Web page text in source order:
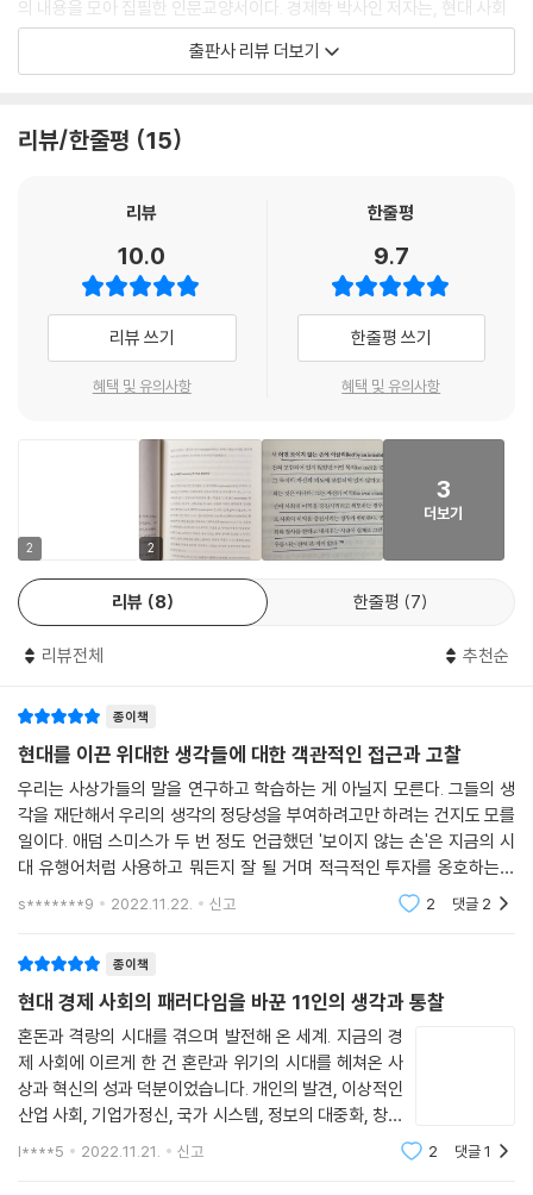
기업가는 세에 이르러 처음으로 제4의 계급으로 지위를 부여받았다. 애덤
스미스 이래 경제 주체는 지주, 노동자, 자본가 이렇게 3계급으로 나뉘어
있었다. 지주는 토지를 보유하고 있는 사람, 노동자는 노동력을 보유한 사
런데 세는 여기에서 제4의 계급이 등장할 가능성을 보았다. 농부가 열심히
누군가가 그 농부에게 다가와서 이 곡물을 필요로 하는 전혀 다른 신시장
을 중개하거나, 소와 쟁기 대신에 보다 성능이 우수한 장비를 대여해주고
그 대가로 적절한 이익을 수취해간다면, 그는 전혀 다른 계급, 즉 기업가의
역할을 하는 것이다. 만약 그 역할을 농부 스스로 한다면, 그 농부는 이미
기업가다. 이 세상에는 이런 일을 하는 특수한 계층의 사람들이 분명히 있
다. 흔한 경제학 교과서가 생산자와 소비자라는 두 집단만을 대상으로 공
급 곡선과 수요 곡선이 단순히 ‘만난다’고만 이야기하고 있다면, 이 만남을
---「CHAPTER 3. 기업가 _ 기업가정신의 선구자 ‘장 바티스트 세’(프랑
리스트에 따르면, 개인이 진정한 개인으로 성립하기 위해서는 개인만 가지
고 되는 것이 아니라 그가 속한 공동체 안에 적절한 조건들이 구비되어 있
어야 한다. 그런데 스미스는 바로 이런 조건들을 무시하고 국가의 부가 자
유로운 개인들로부터 저절로 만들어지는 것처럼 묘사했다는 것이다. 아무
가 이를 뒷받침해주지 못하면 개인의 능력이 발휘될 기회를 얻기 어렵다는
것이었다. 이런 사회적 응집력을 단순히 ‘보이지 않는 손’의 힘이라고 치부
해버린다면 너무 무책임하다.
다음으로 리스트는 스미스가 각국이 처한 역사 단계의 특수성을 무시하고
당시 스코틀랜드와 잉글랜드의 경험을 모든 나라에도 적용될 수 있는 보편
적인 현상으로 간주하고 있다고 비판했다. 어느 사회나 대개 ‘야생 → 목축
→ 농업 → 농업/제조업 → 농업/제조/상업’으로 발전하는 단계를 거쳐왔
류를 통해서 앞선 나라의 지식은 뒤처진 나라에 전수된다. 뒤처졌던 나라
는 앞섰던 나라를 제치고 나아간다. 이 과정은 또 다른 뒤처진 나라가 등장
하면서 계속 반복된다. 그런데 이 모든 지식의 전달이 단지 ‘자유무역’만으
로 가능한가? 절대 그렇지 않다는 것이 리스트의 생각이었다. 그는 국가 차
원에서 지식을 이전받고 생산 역량을 축적하는 적극적인 조치가 병행되어
야만 그것이 가능하다고 보았다.
---「CHAPTER 4. 국가 _ 국가 시스템의 웅변가 ‘프리드리히 리스트’(독
의 내용을 모아 집필한 인문교양서이다. 경제학 박사인 저자는, 현대 사회
와 경제 패러다임을 주도한 11명의 잘 알려진, 혹은 거의 알려지지 않은 인
물을 발굴해 연구했다. 특히 이 책은, 그들이 살았던 시대적 상황, 그들 개
기사 등을 통해 단편적으로만 알려져 있거나 아예 이름조차 생소한 인물까
와 생각을 접할 수 있는 기회를 제공한다.
√ 잘못 알려졌거나 아예 알려지지도 않은 11인의 사상에 대한 오해와 진실
을 파헤쳤다
《세계사를 뒤흔든 생각의 탄생》에서 선택한 11명의 인물에 대해 송경모
교수는 이렇게 얘기한다.
“세계사 속 위대했던 고인(古人)들을 다 다룰 수는 없다. 그래서 11명을
골랐다. 이들을 고른 이유는 다음의 두 가지다. 첫째, 교과서든 어디든 수없
이 등장하는 이름이지만, 정작 그들의 생각이 원래 취지와는 달리 과장, 왜
곡, 편향된 채 알려져 있고, 심지어 그 이름이 오용되기까지 하는 인물들이
다. 애덤 스미스, 프리드리히 리스트, 빌프레도 파레토, 존 메이너드 케인
스, 조지프 슘페터는 각각 현대판으로 각색된 ‘보이지 않는 손’, ‘보호무역’,
‘80 대 20 법칙’, ‘재정지출 만능론’, 그리고 ‘창조적 파괴’라는 수식어로만
내막은 거의 알려져 있지 않다.
둘째, 누구든 얼핏 이름만 들어서 알고 있을 뿐인, 또는 그 이름조차도 듣기
어려웠던 인물들이지만, 사상 측면이나 사업 성과 측면에서 현대 사회에
끼친 영향이 너무나 크기 때문에 반드시 알려야 할 필요가 있다고 필자가
판단한 사람들이다. 코닐리어스 밴더빌트나 조지프 퓰리처는 대개 밴더빌
트대학교나 퓰리처상이라는 이름을 통해서만 그 이름이 알려져 있을 뿐이
다. 오늘날 기술창업과 벤처 생태계 종사자들도, 자신들이 프레데릭 터먼
이나 조르주 도리오로부터 얼마나 큰 빚을 지고 있는지는 고사하고 그 이
공했던 사상가, 장 바티스트 세나 앙리 드 생시몽이라는 이름은 대부분의
사람들에게 너무나 생소하다. 이들에 대해 학교에서, 또는 언론 기사에서
짤막하게나마 들었던 모든 것들은 다 잊자. 그리고 새로 보자. 경제학, 경영
학, 사회학, 철학을 막론하고 말이다.”
√ 세계사를 뒤흔든 위대한 사상가와 기업가로부터 얻을 수 있는 통찰과 교
훈
출판사 리뷰 더보기
리뷰/한줄평 15
리뷰
10.0
리뷰 쓰기
혜택 및 유의사항
한줄평
9.7
한줄평 쓰기
혜택 및 유의사항
2 2
3
더보기
리뷰 8 한줄평 7
리뷰전체 추천순
종이책
현대를 이끈 위대한 생각들에 대한 객관적인 접근과 고찰
우리는 사상가들의 말을 연구하고 학습하는 게 아닐지 모른다. 그들의 생
각을 재단해서 우리의 생각의 정당성을 부여하려고만 하려는 건지도 모를
일이다. 애덤 스미스가 두 번 정도 언급했던 '보이지 않는 손'은 지금의 시
대 유행어처럼 사용하고 뭐든지 잘 될 거며 적극적인 투자를 옹호하는데
'케인스'를 소환한다. 파레토는 생전에 말하지도 않았던 20:80의 법칙도
s*******9 2022.11.22. 신고 2 댓글 2
종이책
현대 경제 사회의 패러다임을 바꾼 11인의 생각과 통찰
혼돈과 격랑의 시대를 겪으며 발전해 온 세계. 지금의 경
제 사회에 이르게 한 건 혼란과 위기의 시대를 헤쳐온 사
상과 혁신의 성과 덕분이었습니다. 개인의 발견, 이상적인
산업 사회, 기업가정신, 국가 시스템, 정보의 대중화, 창조
적 파괴와 혁신, 창업 등 여러 사건과 경험이 얽히고설키
l****5 2022.11.21. 신고 2 댓글1